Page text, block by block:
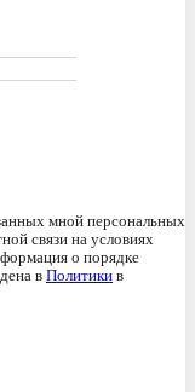
мной персональных
связи на условиях
о порядке
в Политики в